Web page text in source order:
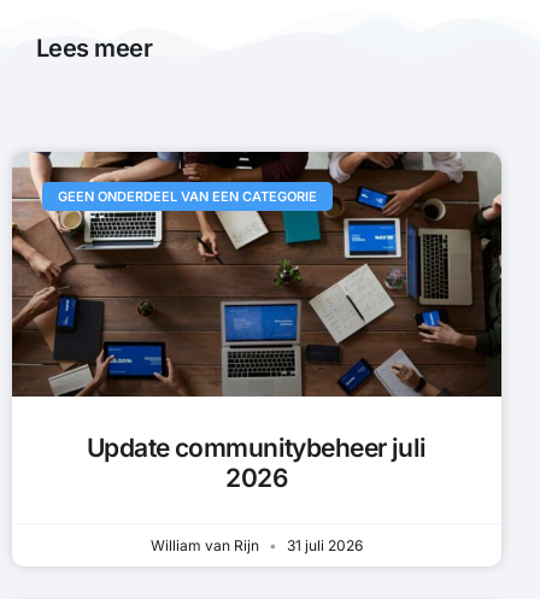
Lees meer
GEEN ONDERDEEL VAN EEN CATEGORIE
Update communitybeheer juli
2026
William van Rijn 31 juli 2026